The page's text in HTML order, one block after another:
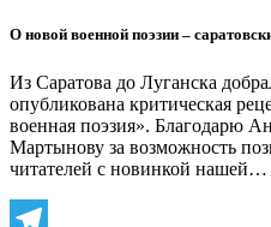
О новой военной поэзии –
Из Саратова до Луганска
опубликована критическая
военная поэзия». Благодарю
Мартынову за возможность
читателей с новинкой нашей…